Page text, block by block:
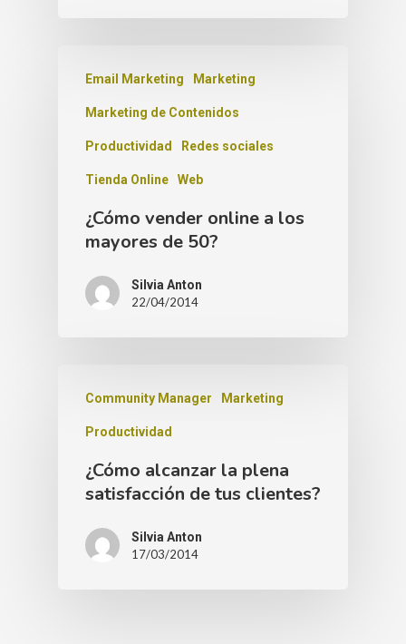
Email Marketing Marketing
Marketing de Contenidos
Productividad Redes sociales
Tienda Online Web
¿Cómo vender online a los
mayores de 50?
Silvia Anton
22/04/2014
Community Manager Marketing
Productividad
¿Cómo alcanzar la plena
satisfacción de tus clientes?
Silvia Anton
17/03/2014